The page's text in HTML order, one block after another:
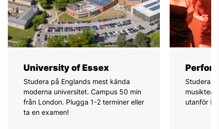
University of Essex
Studera på Englands mest kända
moderna universitet. Campus 50 min
från London. Plugga 1-2 terminer eller
ta en examen!
Studera
utanför